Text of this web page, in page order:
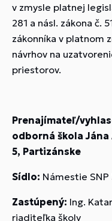
v zmysle platnej
281 a násl. zákona č.
zákonníka v platnom
návrhov na
priestorov.
Prenajímateľ/
odborná škola Jána
5, Partizánske
Sídlo: Námestie SNP
Zastúpený: Ing.
riaditeľka školy